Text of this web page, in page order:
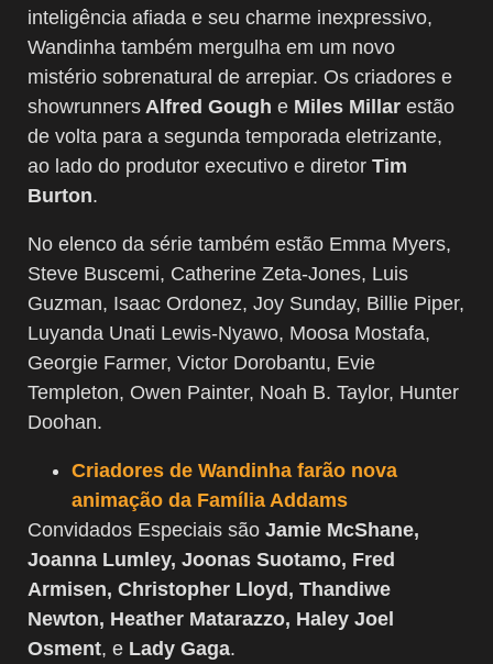
inteligência afiada e seu charme inexpressivo,
Wandinha também mergulha em um novo
mistério sobrenatural de arrepiar. Os criadores e
showrunners Alfred Gough e Miles Millar estão
de volta para a segunda temporada eletrizante,
ao lado do produtor executivo e diretor Tim
Burton.
No elenco da série também estão Emma Myers,
Steve Buscemi, Catherine Zeta-Jones, Luis
Guzman, Isaac Ordonez, Joy Sunday, Billie Piper,
Luyanda Unati Lewis-Nyawo, Moosa Mostafa,
Georgie Farmer, Victor Dorobantu, Evie
Templeton, Owen Painter, Noah B. Taylor, Hunter
Doohan.
Criadores de Wandinha farão nova
animação da Família Addams
Convidados Especiais são Jamie McShane,
Joanna Lumley, Joonas Suotamo, Fred
Armisen, Christopher Lloyd, Thandiwe
Newton, Heather Matarazzo, Haley Joel
Osment, e Lady Gaga.